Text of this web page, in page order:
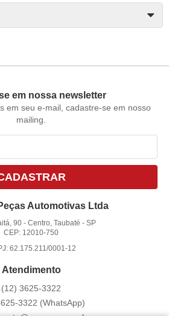
em nossa newsletter
em seu e-mail, cadastre-se em nosso
mailing.
Automotivas Ltda
90 -Centro, Taubaté -SP
CEP: 12010-750
62.175.211/0001-12
Atendimento
(12) 3625-3322
3322 (WhatsApp)